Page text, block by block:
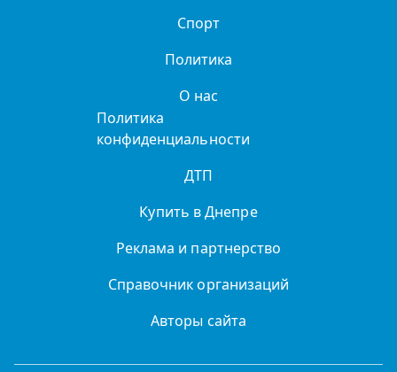
Спорт
Политика
О нас
Политика
конфиденциальности
ДТП
Купить в Днепре
Реклама и партнерство
Справочник организаций
Авторы сайта